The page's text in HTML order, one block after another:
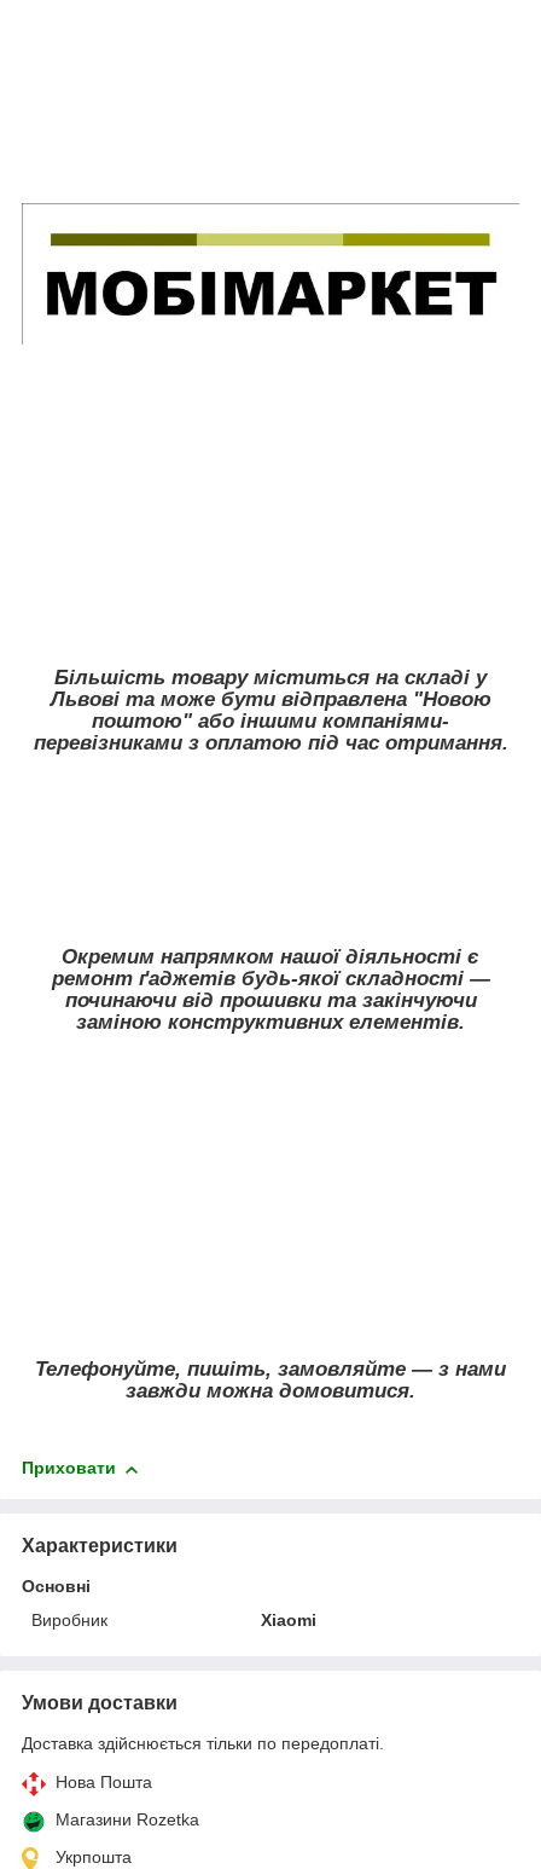
Більшість товару міститься на складі у
Львові та може бути відправлена "Новою
поштою" або іншими компаніями-
перевізниками з оплатою під час отримання.
Окремим напрямком нашої діяльності є
ремонт ґаджетів будь-якої складності —
починаючи від прошивки та закінчуючи
заміною конструктивних елементів.
Телефонуйте, пишіть, замовляйте — з нами
завжди можна домовитися.
Приховати
Характеристики
Основні
Виробник
Xiaomi
Умови доставки
Доставка здійснюється тільки по передоплаті.
Нова Пошта
Магазини Rozetka
Укрпошта